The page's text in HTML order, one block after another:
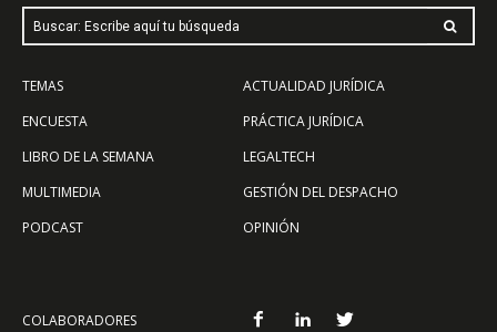
Buscar: Escribe aquí tu búsqueda
TEMAS
ENCUESTA
LIBRO DE LA SEMANA
MULTIMEDIA
PODCAST
ACTUALIDAD JURÍDICA
PRÁCTICA JURÍDICA
LEGALTECH
GESTIÓN DEL DESPACHO
OPINIÓN
COLABORADORES